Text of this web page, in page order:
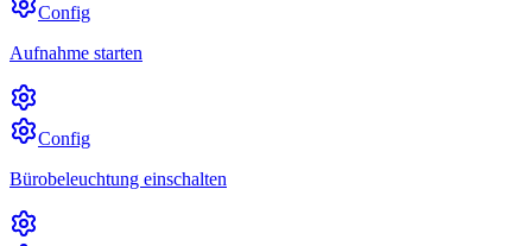
Config
Aufnahme starten
Config
Bürobeleuchtung einschalten